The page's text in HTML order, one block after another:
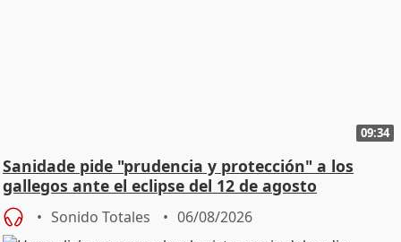
09:34
Sanidade pide "prudencia y protección" a los
gallegos ante el eclipse del 12 de agosto
Sonido Totales 06/08/2026